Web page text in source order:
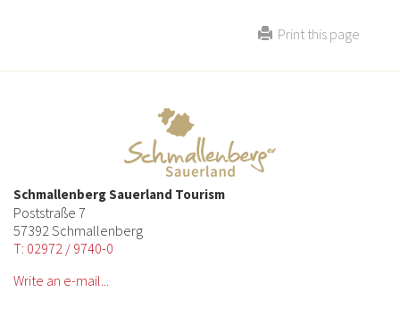
Print this page
Schmallenberg Sauerland Tourism
Poststraße 7
57392 Schmallenberg
T: 02972 / 9740-0
Write an e-mail...